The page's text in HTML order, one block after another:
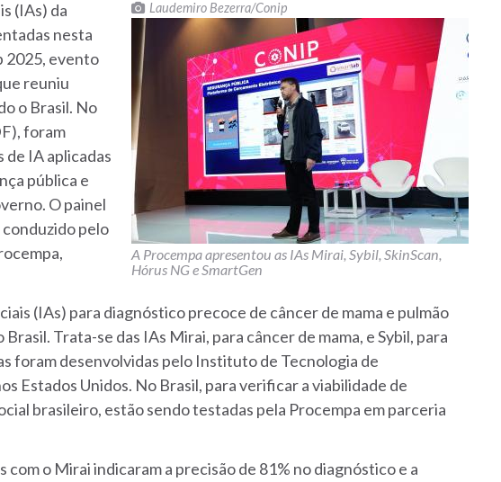
Laudemiro Bezerra/Conip
A Procempa apresentou as IAs Mirai, Sybil, SkinScan,
Hórus NG e SmartGen
(IAs) da
nesta
2025, evento
reuniu
o Brasil. No
foram
de IA aplicadas
pública e
O painel
pelo
(IAs) para diagnóstico precoce de câncer de mama e pulmão
Trata-se das IAs Mirai, para câncer de mama, e Sybil, para
foram desenvolvidas pelo Instituto de Tecnologia de
Estados Unidos. No Brasil, para verificar a viabilidade de
brasileiro, estão sendo testadas pela Procempa em parceria
com o Mirai indicaram a precisão de 81% no diagnóstico e a